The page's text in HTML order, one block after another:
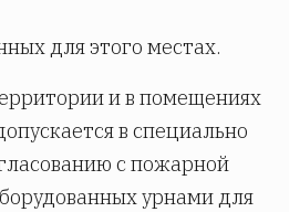
для этого местах.
и в помещениях
в специально
с пожарной
урнами для